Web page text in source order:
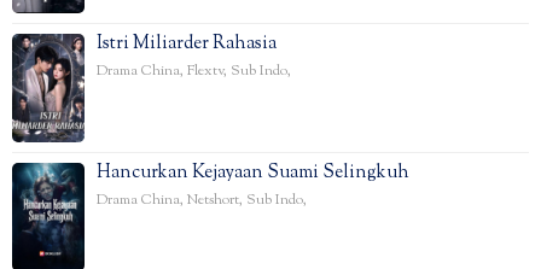
Istri Miliarder Rahasia
Drama China, Flextv, Sub Indo,
Hancurkan Kejayaan Suami Selingkuh
Drama China, Netshort, Sub Indo,